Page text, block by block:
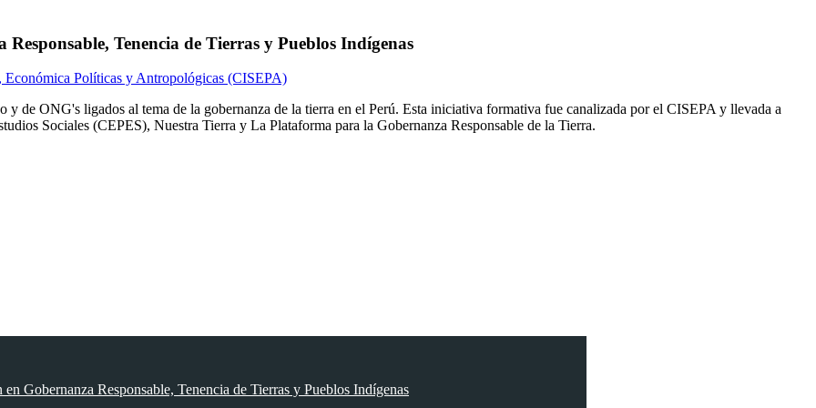
Tenencia de Tierras y Pueblos Indígenas
Económica Políticas y Antropológicas (CISEPA)
y de ONG's ligados al tema de la gobernanza de la tierra en el Perú. Esta iniciativa formativa fue canalizada por el CISEPA y llevada a
Sociales (CEPES), Nuestra Tierra y La Plataforma para la Gobernanza Responsable de la Tierra.
Gobernanza Responsable, Tenencia de Tierras y Pueblos Indígenas